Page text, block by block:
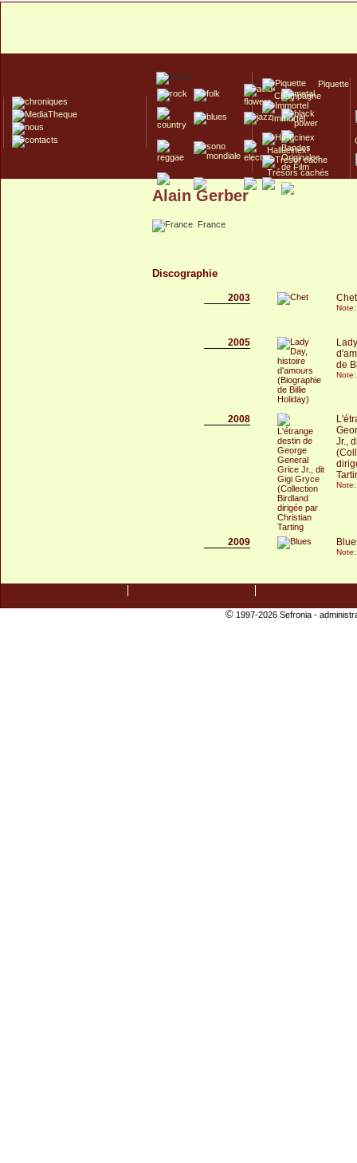
Piquette
Champagne
Immortel
Hallucinex!
Trésors cachés
Culte/Collector
Alain Gerber
France
Discographie
2003 Chet
2005
de
2008
Jr.,
2009
©1997-2026 Sefronia -